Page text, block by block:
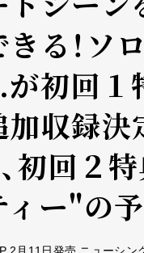
る！ソ
初回１
加収録決
初回２
ー"の